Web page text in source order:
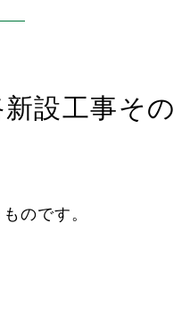
設工事その
のです。